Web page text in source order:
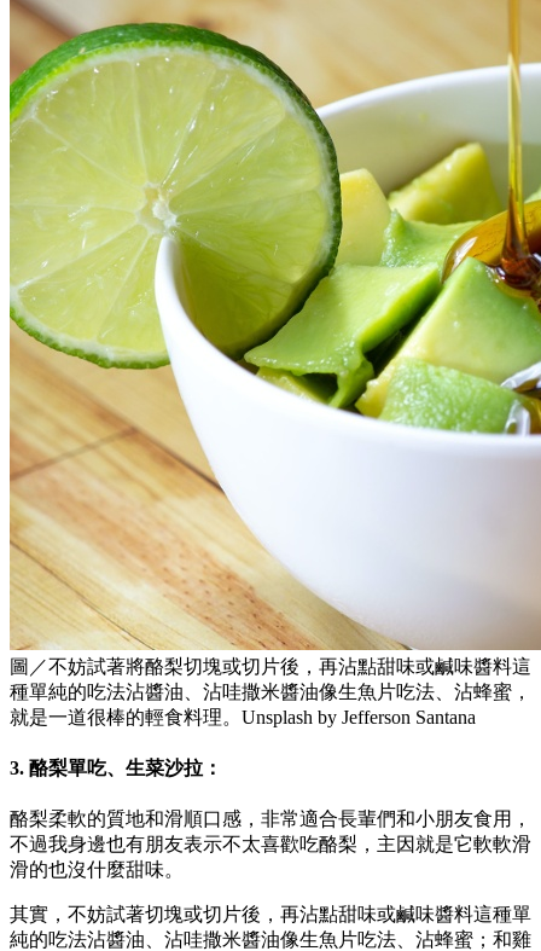
圖／不妨試著將酪梨切塊或切片後，再沾點甜味或鹹味醬料這
種單純的吃法沾醬油、沾哇撒米醬油像生魚片吃法、沾蜂蜜，
就是一道很棒的輕食料理。Unsplash by Jefferson Santana
3. 酪梨單吃、生菜沙拉：
酪梨柔軟的質地和滑順口感，非常適合長輩們和小朋友食用，
不過我身邊也有朋友表示不太喜歡吃酪梨，主因就是它軟軟滑
滑的也沒什麼甜味。
其實，不妨試著切塊或切片後，再沾點甜味或鹹味醬料這種單
純的吃法沾醬油、沾哇撒米醬油像生魚片吃法、沾蜂蜜；和雞